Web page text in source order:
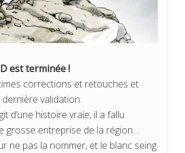
est terminée !
corrections et retouches et
dernière validation.
d’une histoire vraie, il a fallu
grosse entreprise de la région…
ne pas la nommer, et le blanc seing